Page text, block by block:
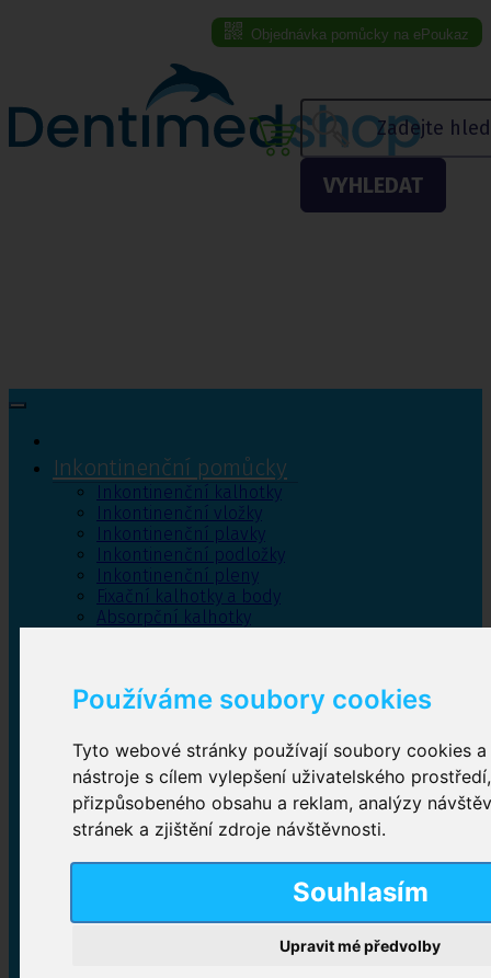
Používáme soubory cookies
Tyto webové stránky používají soubory cookies
nástroje s cílem vylepšení uživatelského
přizpůsobeného obsahu a reklam, analýzy
stránek a zjištění zdroje návštěvnosti.
Souhlasím
Upravit mé předvolby
Objednávka pomůcky na ePoukaz
VYHLEDAT
Inkontinenční pomůcky
Inkontinenční kalhotky
Inkontinenční vložky
Inkontinenční plavky
Inkontinenční podložky
Inkontinenční pleny
Fixační kalhotky a body
Absorpční kalhotky
Inkontinenční kalhotky
Plenkové kalhotky navlékací,Plenkové kalhotky
zalepovací,Inkontinenční kalhotky dámské
Inkontinenční vložky